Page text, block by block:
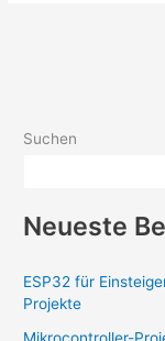
Suchen
Neueste
ESP32 für
Projekte
Mikrocontroller-